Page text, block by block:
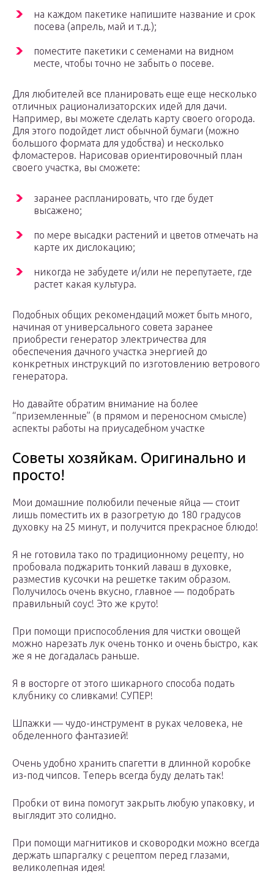
на каждом пакетике напишите название и срок
посева (апрель, май и т.д.);
поместите пакетики с семенами на видном
месте, чтобы точно не забыть о посеве.
Для любителей все планировать еще еще несколько
отличных рационализаторских идей для дачи.
Например, вы можете сделать карту своего огорода.
Для этого подойдет лист обычной бумаги (можно
большого формата для удобства) и несколько
фломастеров. Нарисовав ориентировочный план
своего участка, вы сможете:
заранее распланировать, что где будет
высажено;
по мере высадки растений и цветов отмечать на
карте их дислокацию;
никогда не забудете и/или не перепутаете, где
растет какая культура.
Подобных общих рекомендаций может быть много,
начиная от универсального совета заранее
приобрести генератор электричества для
обеспечения дачного участка энергией до
конкретных инструкций по изготовлению ветрового
генератора.
Но давайте обратим внимание на более
“приземленные” (в прямом и переносном смысле)
аспекты работы на приусадебном участке
Советы хозяйкам. Оригинально и
просто!
Мои домашние полюбили печеные яйца — стоит
лишь поместить их в разогретую до 180 градусов
духовку на 25 минут, и получится прекрасное блюдо!
Я не готовила тако по традиционному рецепту, но
пробовала поджарить тонкий лаваш в духовке,
разместив кусочки на решетке таким образом.
Получилось очень вкусно, главное — подобрать
правильный соус! Это же круто!
При помощи приспособления для чистки овощей
можно нарезать лук очень тонко и очень быстро, как
же я не догадалась раньше.
Я в восторге от этого шикарного способа подать
клубнику со сливками! СУПЕР!
Шпажки — чудо-инструмент в руках человека, не
обделенного фантазией!
Очень удобно хранить спагетти в длинной коробке
из-под чипсов. Tеперь всегда буду делать так!
Пробки от вина помогут закрыть любую упаковку, и
выглядит это солидно.
При помощи магнитиков и сковородки можно всегда
держать шпаргалку с рецептом перед глазами,
великолепная идея!